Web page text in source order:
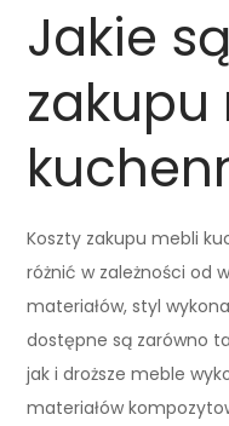
Jakie
zakupu
Koszty zakupu mebli
różnić w zależności od
materiałów, styl
dostępne są zarówno
jak i droższe meble
materiałów